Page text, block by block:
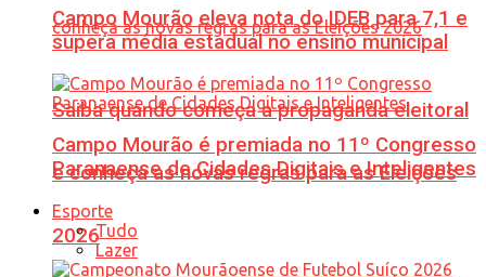
Saiba quando começa a propaganda eleitoral
e conheça as novas regras para as Eleições
2026
Campo Mourão eleva nota do IDEB para 7,1 e
supera média estadual no ensino municipal
Campo Mourão é premiada no 11º Congresso
Paranaense de Cidades Digitais e Inteligentes
Esporte
Tudo
Lazer